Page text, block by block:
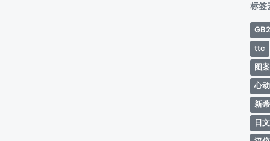
标签
ttc
图
心
新
日文